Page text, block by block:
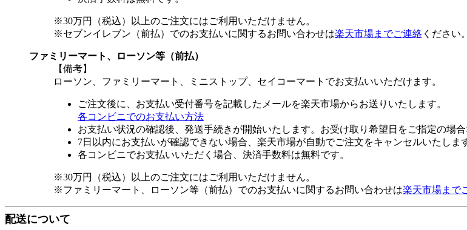
※30万円（税込）以上のご注文にはご利用いただけません。
※セブンイレブン（前払）でのお支払いに関するお問い合わせは楽天市場までご連絡 ください。
ファミリーマート、ローソン等（前払）
【備考】
ローソン、ファミリーマート、ミニストップ、セイコーマートでお支払いいただけます。
ご注文後に、お支払い受付番号を記載したメールを楽天市場からお送りいたします。
各コンビニでのお支払い方法
お支払い状況の確認後、発送手続きが開始いたします。お受け取り希望日をご指定の場
7日以内にお支払いが確認できない場合、楽天市場が自動でご注文をキャンセルいたしま
各コンビニでお支払いいただく場合、決済手数料は無料です。
※30万円（税込）以上のご注文にはご利用いただけません。
※ファミリーマート、ローソン等（前払）でのお支払いに関するお問い合わせは楽天市場まで
配送について